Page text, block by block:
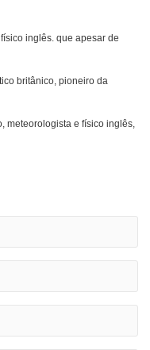
inglês. que apesar de
britânico, pioneiro da
meteorologista e físico inglês,